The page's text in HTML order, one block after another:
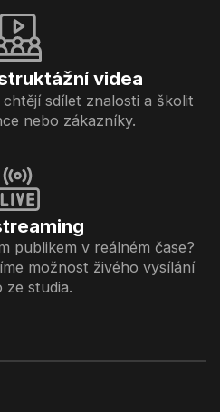
videa
sdílet znalosti a školit
nebo zákazníky.
publikem v reálném čase?
možnost živého vysílání
ze studia.